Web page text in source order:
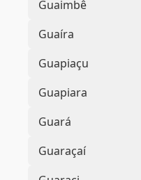
Guaimbê
Guaíra
Guapiaçu
Guapiara
Guará
Guaraçaí